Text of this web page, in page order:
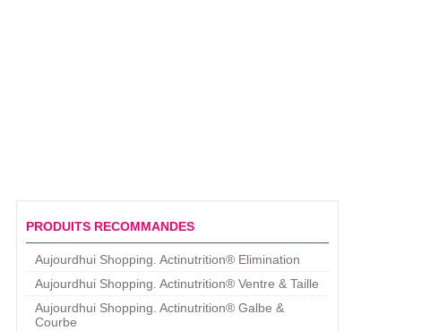
PRODUITS RECOMMANDES
Aujourdhui Shopping. Actinutrition® Elimination
Aujourdhui Shopping. Actinutrition® Ventre & Taille
Aujourdhui Shopping. Actinutrition® Galbe &
Courbe